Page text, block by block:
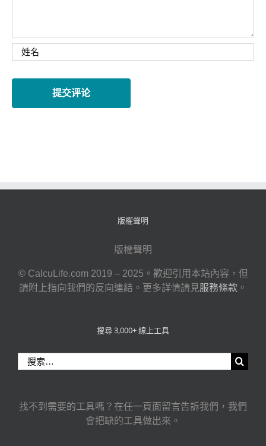
版權聲明
版權聲明
© CalcuLife.com 2019 – 2025。歡迎引用本站內容，但
請附上指向我們的反向連結。更多詳情請見服務條款 。
搜尋 3,000+ 線上工具
索
果：
找不到需要的工具嗎？在任一頁面留言告訴我們，我們
會把缺的工具做出來。